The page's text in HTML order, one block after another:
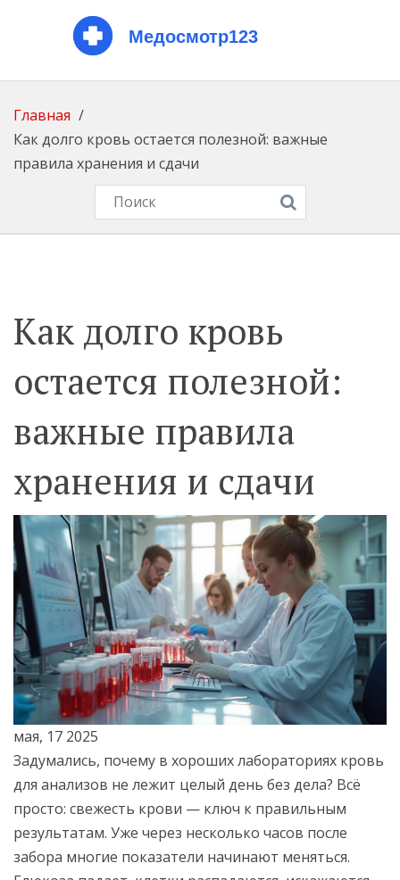
Главная
Как долго кровь остается полезной: важные
правила хранения и сдачи
Как долго кровь
остается полезной:
важные правила
хранения и сдачи
мая, 17 2025
Задумались, почему в хороших лабораториях кровь
для анализов не лежит целый день без дела? Всё
просто: свежесть крови — ключ к правильным
результатам. Уже через несколько часов после
забора многие показатели начинают меняться.